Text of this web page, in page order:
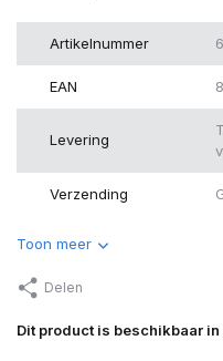
Artikelnummer
EAN
Levering
Verzending
Toon meer
Delen
Dit product is beschikbaar